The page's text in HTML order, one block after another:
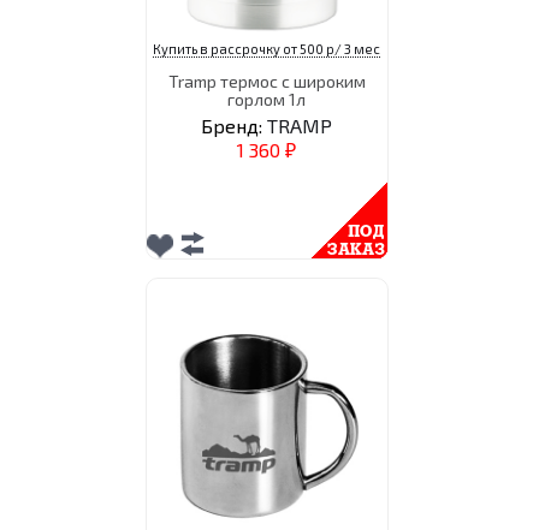
Купить в рассрочку от 500 р/ 3 мес
Tramp термос с широким
горлом 1л
Бренд: TRAMP
1 360 ₽